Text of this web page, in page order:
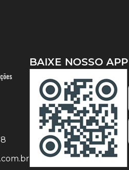
BAIXE NOSSO APP